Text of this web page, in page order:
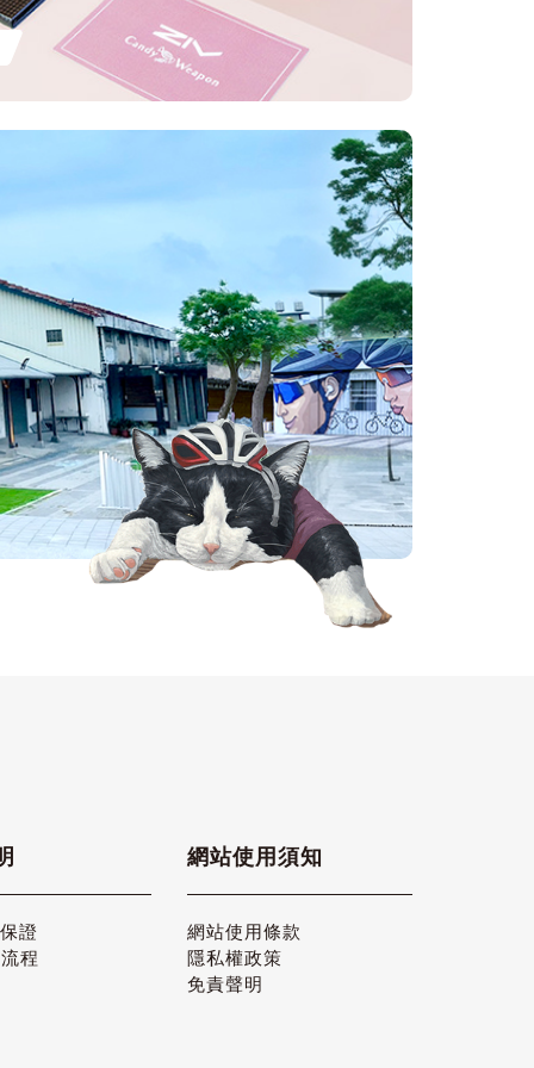
證
程
網站使用須知
網站使用條款
隱私權政策
免責聲明